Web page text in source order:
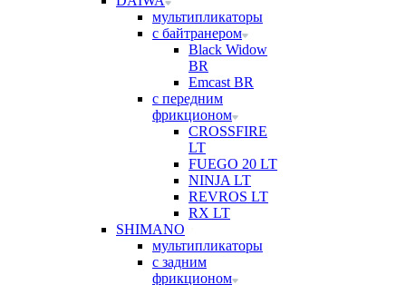
мультипликаторы
с байтранером
Black Widow
BR
Emcast BR
с передним
фрикционом
CROSSFIRE
LT
FUEGO 20 LT
NINJA LT
REVROS LT
RX LT
SHIMANO
мультипликаторы
с задним
фрикционом